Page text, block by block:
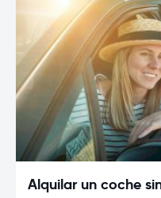
Alquilar un coche